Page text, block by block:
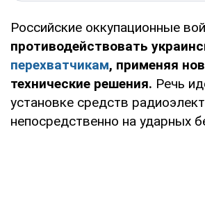
Российские оккупационные
противодействовать
перехватчикам, применяя
технические решения. Речь
установке средств
непосредственно на ударных